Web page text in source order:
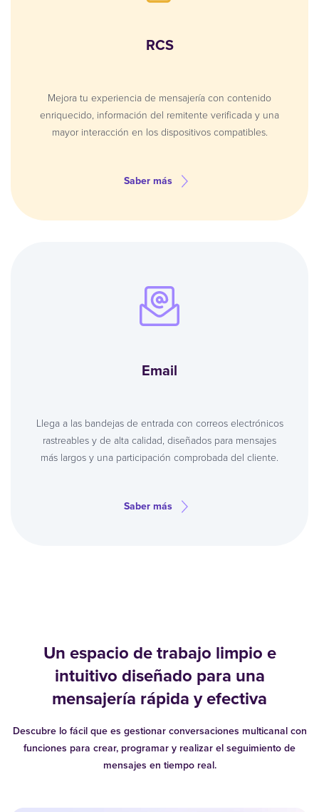
RCS
Mejora tu experiencia de mensajería con contenido
enriquecido, información del remitente verificada y una
mayor interacción en los dispositivos compatibles.
Saber más
Email
Llega a las bandejas de entrada con correos electrónicos
rastreables y de alta calidad, diseñados para mensajes
más largos y una participación comprobada del cliente.
Saber más
Un espacio de trabajo limpio e
intuitivo diseñado para una
mensajería rápida y efectiva
Descubre lo fácil que es gestionar conversaciones multicanal con
funciones para crear, programar y realizar el seguimiento de
mensajes en tiempo real.